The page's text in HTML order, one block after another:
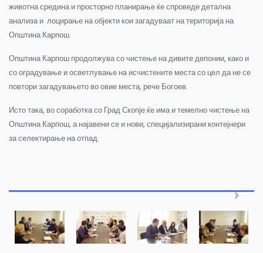
животна средина и просторно планирање ќе спроведе детална
анализа и лоцирање на објекти кои загадуваат на територија на
Општина Карпош.
Општина Карпош продолжува со чистење на дивите депонии, како и
со оградување и осветлување на исчистените места со цел да не се
повтори загадувањето во овие места, рече Богоев.
Исто така, во соработка со Град Скопје ќе има и темелно чистење на
Општина Карпош, а најавени се и нови, специјализирани контејнери
за селектирање на отпад.